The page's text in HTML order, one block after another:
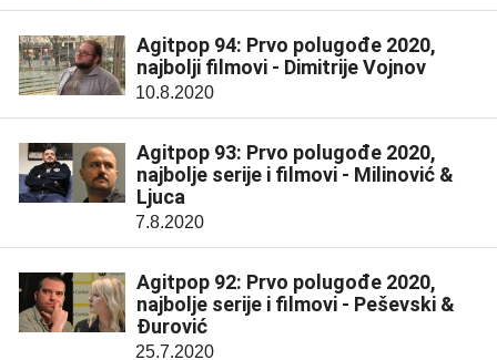
Agitpop 94: Prvo polugođe 2020,
najbolji filmovi - Dimitrije Vojnov
10.8.2020
Agitpop 93: Prvo polugođe 2020,
najbolje serije i filmovi - Milinović &
Ljuca
7.8.2020
Agitpop 92: Prvo polugođe 2020,
najbolje serije i filmovi - Peševski &
Đurović
25.7.2020